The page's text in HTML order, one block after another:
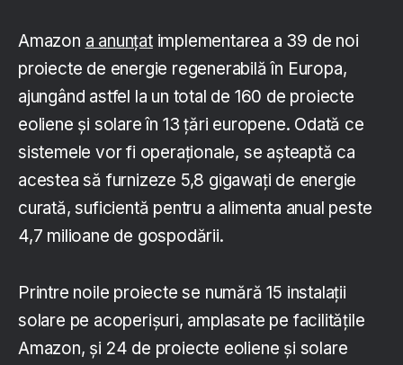
Amazon a anunțatimplementarea a 39 de noi
proiecte de energie regenerabilă în Europa,
ajungând astfel la un total de 160 de proiecte
eoliene și solare în 13 țări europene. Odată ce
sistemele vor fi operaționale, se așteaptă ca
acestea să furnizeze 5,8 gigawați de energie
curată, suficientă pentru a alimenta anual peste
4,7 milioane de gospodării.
Printre noile proiecte se numără 15 instalații
solare pe acoperișuri, amplasate pe facilitățile
Amazon, și 24 de proiecte eoliene și solare